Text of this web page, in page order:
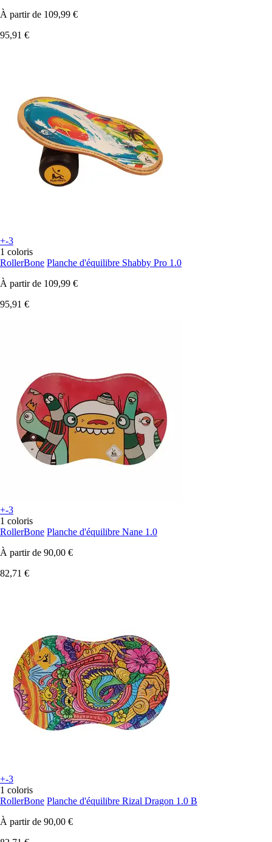
À partir de 109,99 €
95,91 €
+-3
1 coloris
RollerBone Planche d'équilibre Shabby Pro 1.0
À partir de 109,99 €
95,91 €
+-3
1 coloris
RollerBone Planche d'équilibre Nane 1.0
À partir de 90,00 €
82,71 €
+-3
1 coloris
RollerBone Planche d'équilibre Rizal Dragon 1.0 B
À partir de 90,00 €